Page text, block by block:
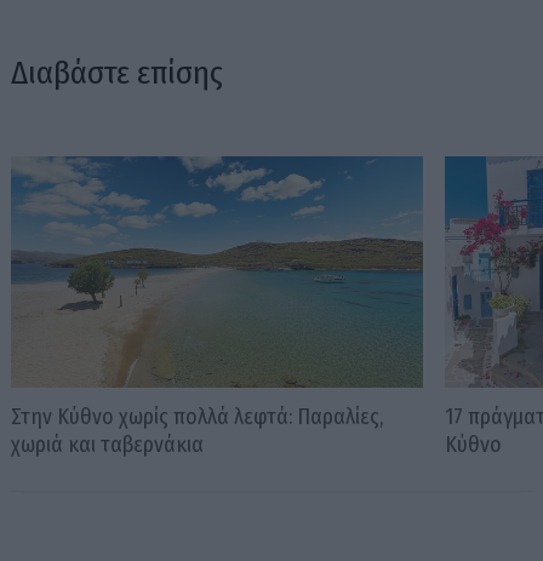
Διαβάστε επίσης
Στην Κύθνο χωρίς πολλά λεφτά: Παραλίες,
χωριά και ταβερνάκια
17
Κύθνο